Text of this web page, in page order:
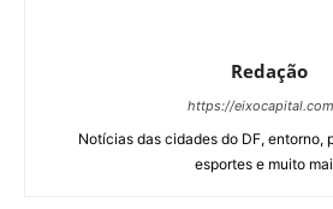
Redação
https://
Notícias das cidades do DF, entorno,
esportes e muito